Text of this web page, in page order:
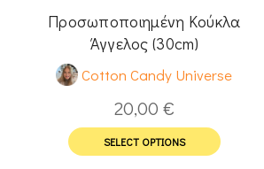
Προσωποποιημένη Κούκλα
Άγγελος (30cm)
Cotton Candy Universe
20,00 €
SELECT OPTIONS